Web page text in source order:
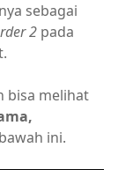
sebagai
2 pada
bisa melihat
ini.